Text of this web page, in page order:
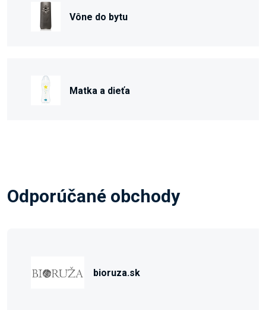
Vône do bytu
Matka a dieťa
Odporúčané obchody
bioruza.sk